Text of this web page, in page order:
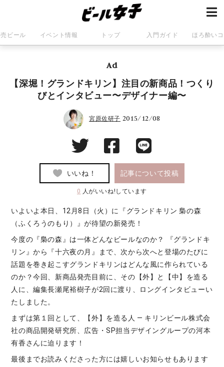
ビール イベント情報 トップ 入門ガイド ほろ酔い
Ad
【深堀！グランドキリン】注目の新商品！つくり
びとインタビュー〜デザイナー編〜
宮原佐研子 2015/12/08
いいね！ 記事について投稿
0 人がいいね!しています
いよいよ本日、12月8日（火）に『グランドキリン 梟の森
（ふくろうのもり）』が待望の新発売！
今度の『梟の森』は一体どんなビールなのか？ 『グランドキ
リン』から『十六夜の月』まで、次から次へと登場のたびに
話題を巻き起こすグランドキリンはどんな風に作られている
のか？今回、新商品発売目前に、その【外】と【中】を造る
人に、編集長瀬尾裕樹子が2回に渡り、ロングインタビューい
たしました。
まずは第１回として、【外】を造る人 — キリンビール株式会
社の商品開発研究所、広告・SP担当デザイングループの河本
有香さんに迫ります！
最後までお読みくださった方には嬉しいお知らせもあります